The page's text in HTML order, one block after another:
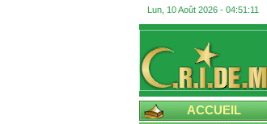
Lun, 10 Août 2026 - 04:51:12
ACCUEIL